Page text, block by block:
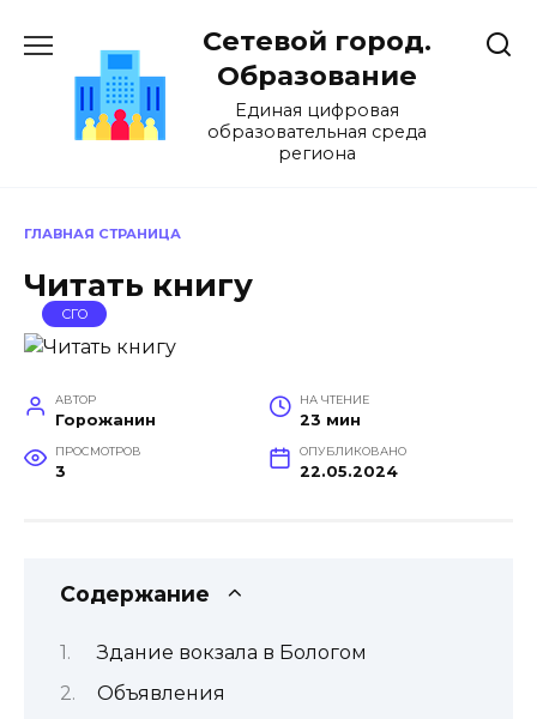
содержанию
Сетевой город.
Образование
Единая цифровая
образовательная среда
региона
ГЛАВНАЯ СТРАНИЦА
Читать книгу
СГО
АВТОР
Горожанин
НА ЧТЕНИЕ
23 мин
ПРОСМОТРОВ
3
ОПУБЛИКОВАНО
22.05.2024
Содержание
Здание вокзала в Бологом
Объявления